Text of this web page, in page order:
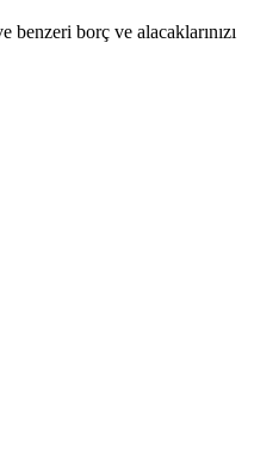
benzeri borç ve alacaklarınızı